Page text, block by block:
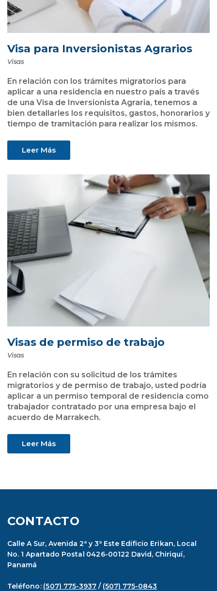
Visa para Inversionistas Agrarios
Visas
En relación con los trámites migratorios para
aplicar a una residencia en nuestro país a través
de una Visa de Inversionista Agraria, tenemos a
bien detallarles los requisitos, gastos, honorarios y
tiempo de tramitación para realizar los mismos.
Leer Más
Visas de permiso de trabajo
Visas
En relación con su solicitud de los trámites
migratorios y de permiso de trabajo, usted podría
aplicar a un permiso temporal de residencia como
trabajador contratado por una empresa bajo el
acuerdo de Marrakech.
Leer Más
CONTACTO
Calle A Sur, Avenida 2ª y 3ª Este Edificio Erikan, Local
No. 1 Apartado Postal 0426-00122 David, Chiriquí,
Panamá
Teléfono: (507) 775-3937 / (507) 775-0843